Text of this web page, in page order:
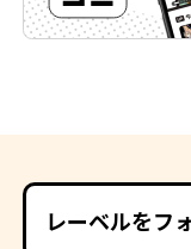
レーベルをフ